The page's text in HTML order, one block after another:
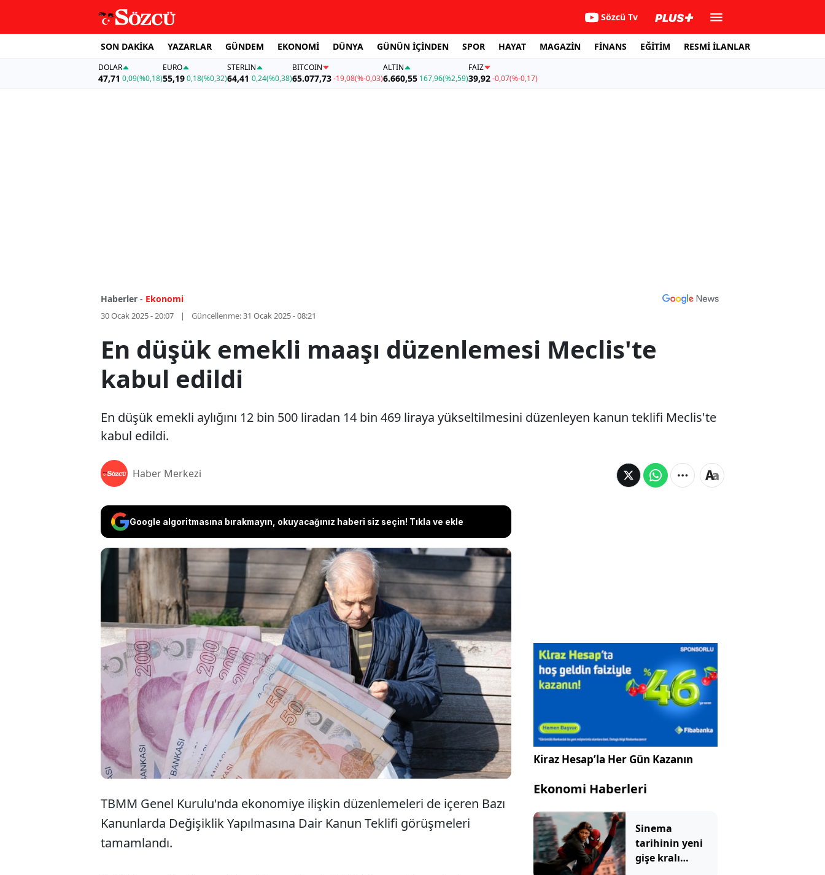
Sözcü Tv
SON DAKİKA YAZARLAR GÜNDEM EKONOMİ DÜNYA GÜNÜN İÇİNDEN SPOR HAYAT MAGAZİN FİNANS EĞİTİM RESMİ İLANLAR
DOLAR
47,71 0,09(%0,18)
EURO
55,19 0,18(%0,32)
STERLIN
64,41 0,24(%0,38)
BITCOIN
65.077,73-19,08(%-0,03)
ALTIN
6.660,55 167,96(%2,59)
FAİZ
39,92-0,07(%-0,17)
Haberler - Ekonomi
30 Ocak 2025 - 20:07 Güncellenme:31 Ocak 2025 - 08:21
En düşük emekli maaşı düzenlemesi Meclis'te
kabul edildi
En düşük emekli aylığını 12 bin 500 liradan 14 bin 469 liraya yükseltilmesini düzenleyen kanun teklifi Meclis'te
kabul edildi.
Haber Merkezi
Google algoritmasına bırakmayın, okuyacağınız haberi siz seçin! Tıkla ve ekle
En düşük emekli aylığını 12 bin 500 liradan 14 bin
469 liraya yükseltilmesini düzenleyen kanun teklifi
Meclis'te kabul edildi.
TBMM Genel Kurulu'nda ekonomiye ilişkin düzenlemeleri de içeren Bazı
Kanunlarda Değişiklik Yapılmasına Dair Kanun Teklifi görüşmeleri
tamamlandı.
Kiraz Hesap’la Her Gün Kazanın
Ekonomi Haberleri
Sinema
tarihinin yeni
gişe kralı